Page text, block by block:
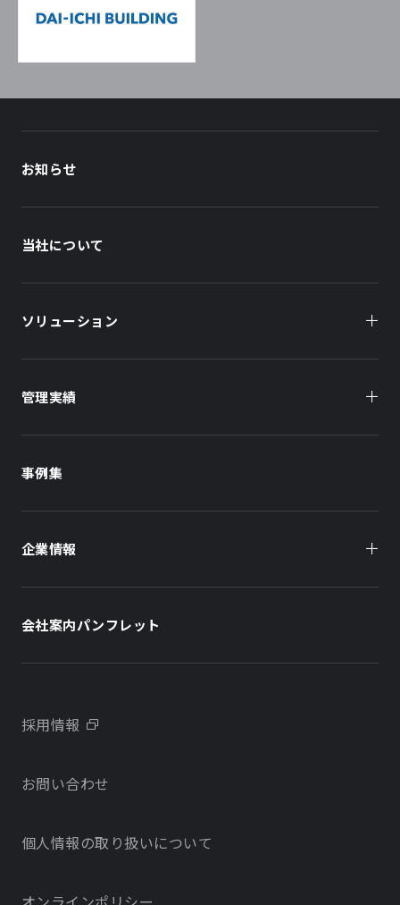
お知らせ
当社について
ソリューション
オーナー様向け
オフィスビル
住まい（社宅・賃貸住宅）
学校・教育施設
不動産開発をご検討の方へ
物件をお探しの方向け
オフィス・店舗をお探しの方へ
管理実績
住まい（賃貸住宅）
事例集
企業情報
会社案内パンフレット
採用情報
お問い合わせ
個人情報の取り扱いについて